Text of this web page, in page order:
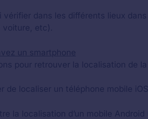
vérifier dans les différents lieux
voiture, etc).
un smartphone
pour retrouver la localisation de
de localiser un téléphone mobile
la localisation d’un mobile